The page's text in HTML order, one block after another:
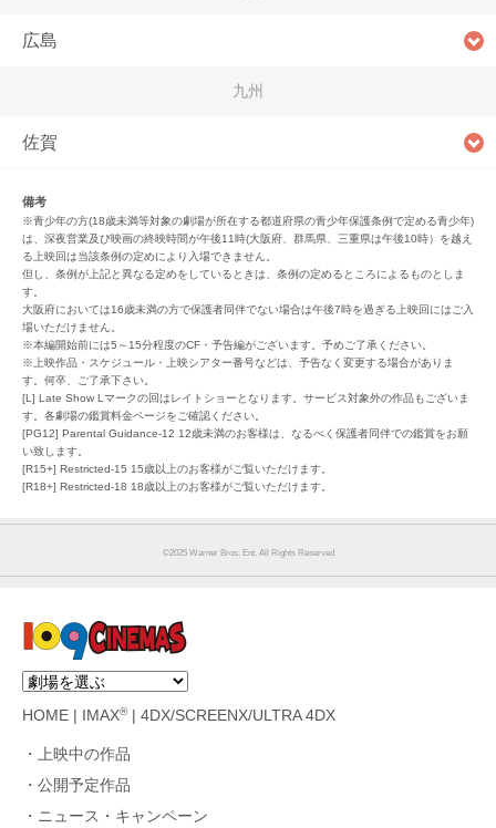
広島
九州
佐賀
備考
※青少年の方(18歳未満等対象の劇場が所在する都道府県の青少年保護条例で定める青少年)
は、深夜営業及び映画の終映時間が午後11時(大阪府、群馬県、三重県は午後10時）を越え
る上映回は当該条例の定めにより入場できません。
但し、条例が上記と異なる定めをしているときは、条例の定めるところによるものとしま
す。
大阪府においては16歳未満の方で保護者同伴でない場合は午後7時を過ぎる上映回にはご入
場いただけません。
※本編開始前には5～15分程度のCF・予告編がございます。予めご了承ください。
※上映作品・スケジュール・上映シアター番号などは、予告なく変更する場合がありま
す。何卒、ご了承下さい。
[L] Late Show Lマークの回はレイトショーとなります。サービス対象外の作品もございま
す。各劇場の鑑賞料金ページをご確認ください。
[PG12] Parental Guidance-12 12歳未満のお客様は、なるべく保護者同伴での鑑賞をお願
い致します。
[R15+] Restricted-15 15歳以上のお客様がご覧いただけます。
[R18+] Restricted-18 18歳以上のお客様がご覧いただけます。
©︎2025 Warner Bros. Ent. All Rights Reserved
HOME IMAX®| 4DX/SCREENX/ULTRA 4DX
上映中の作品
公開予定作品
ニュース・キャンペーン